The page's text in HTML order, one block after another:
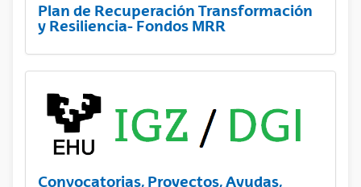
Plan de Recuperación Transformación
y Resiliencia- Fondos MRR
Convocatorias, Proyectos, Ayudas,